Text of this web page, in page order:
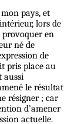
pays, et
lors de
provoquer en
né de
de
pris place au
aussi
le résultat
résigner ; car
d’amener
actuelle.